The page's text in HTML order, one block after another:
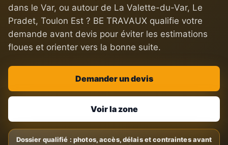
dans le Var, ou autour de La Valette-du-Var, Le
Pradet, Toulon Est ? BE TRAVAUX qualifie votre
demande avant devis pour éviter les estimations
floues et orienter vers la bonne suite.
Demander un devis
Voir la zone